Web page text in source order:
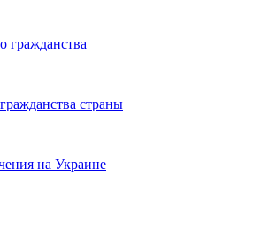
гражданства
страны
на Украине